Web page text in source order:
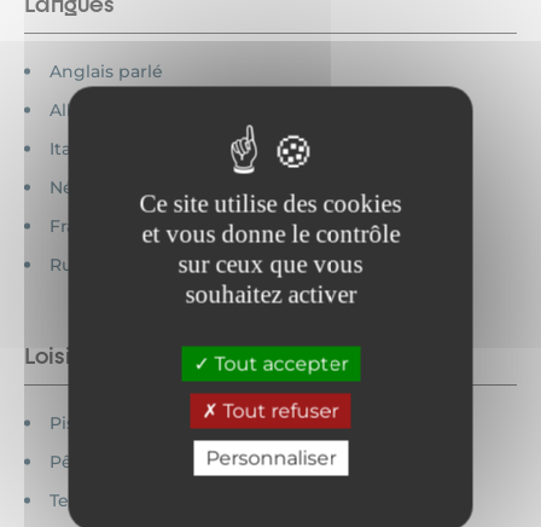
Ce site utilise des cookies
et vous donne le contrôle
sur ceux que vous
souhaitez activer
Tout accepter
Tout refuser
Personnaliser
Anglais parlé
Allemand parlé
Italien parlé
Néerlandais parlé
Français parlé
Russe parlé
Loisirs à proximité
Piscine couverte
Pêche
Tennis